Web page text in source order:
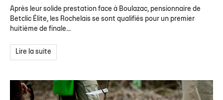
Après leur solide prestation face à Boulazac, pensionnaire de
Betclic Élite, les Rochelais se sont qualifiés pour un premier
huitième de finale...
Lire la suite